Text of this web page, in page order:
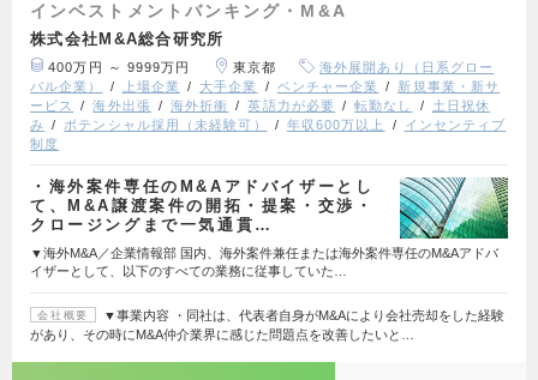
インベストメントバンキング・M&A
株式会社M&A総合研究所
400万円 ～ 9999万円 東京都
海外展開あり（日系グロー
バル企業）
上場企業 大手企業 ベンチャー企業
新規事業・新サ
ービス
海外出張 海外折衝 英語力が必要 転勤なし
土日祝休
み
ポテンシャル採用（未経験可） 年収600万以上
インセンティブ
制度
・海外案件専任のM&Aアドバイザーとし
て、M&A譲渡案件の開拓・提案・交渉・
クロージングまで一気通貫…
▼海外M&A／企業情報部 国内、海外案件兼任または海外案件専任のM&Aアドバ
イザーとして、以下のすべての業務に従事していた…
会社概要
▼事業内容 ・同社は、代表者自身がM&Aにより会社売却をした経験
があり、その時にM&A仲介業界に感じた問題点を改善したいと…